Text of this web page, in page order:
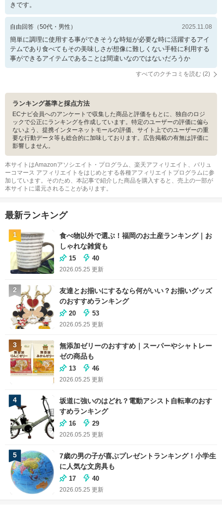
きです。
自由回答 （50代・ 男性 ） 2025.11.08
簡単に調理に使用する事ができそうな時短が必要な時に活躍するアイ
テムであり食べてもその美味しさが想像に難しくない手軽に利用する
事ができるアイテムであることは間違いなのではないだろうか
すべてのクチコミを読む (2)
ランキング基準と採点方法
ECナビ会員へのアンケートで収集した商品と評価をもとに、独自のロジ
ックで公正にランキングを作成しています。特定のユーザーの評価に偏ら
ないよう、提携インターネットモールの評価、サイト上でのユーザーの重
要な行動データ等も総合的に加味しております。広告掲載の有無は評価に
影響しません。
本サイトはAmazonアソシエイト・プログラム、楽天アフィリエイト、バリュ
ーコマース アフィリエイトをはじめとする各種アフィリエイトプログラムに参
加しています。そのため、本記事で紹介した商品を購入すると、売上の一部が
本サイトに還元されることがあります。
最新ランキング
1
食べ物以外で選ぶ！福岡のお土産ランキング｜お
しゃれな雑貨も
15 40
2026.05.25 更新
2
友達とお揃いにするなら何がいい？お揃いグッズ
のおすすめランキング
20 53
2026.05.25 更新
3
無添加ゼリーのおすすめ｜スーパーやシャトレー
ゼの商品も
13 46
2026.05.25 更新
4
坂道に強いのはどれ？電動アシスト自転車のおす
すめランキング
16 29
2026.05.25 更新
5
7歳の男の子が喜ぶプレゼントランキング！小学生
に人気な文房具も
17 40
2026.05.25 更新